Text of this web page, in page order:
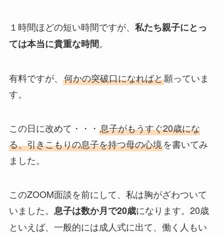
１時間ほどの短い時間ですが、 私たち親子にとっ
ては本当に貴重な時間。
有料ですが、 何かの突破口になればと願っていま
す。
この日に改めて・・・ 息子がもうすぐ20歳にな
る、引きこもりの息子を持つ母の心境を書いてみ
ました。
このZOOM面談を前にして、私は胸がざわついて
いました。 息子は数か月で20歳になります。20歳
といえば、一般的には成人式に出て、働く人もい